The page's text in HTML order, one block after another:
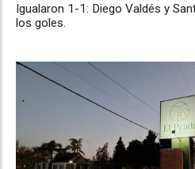
Igualaron 1-1: Diego Valdés y
los goles.